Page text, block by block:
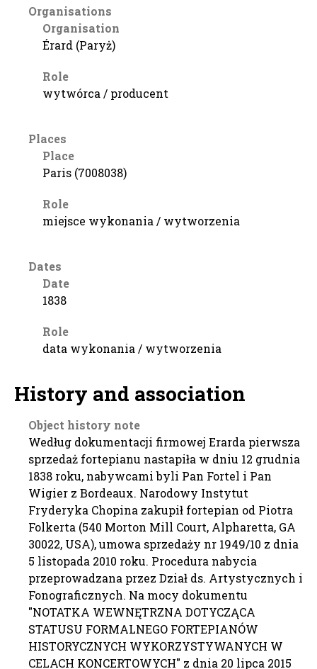
Organisations
Organisation
Érard (Paryż)
Role
wytwórca / producent
Places
Place
Paris (7008038)
Role
miejsce wykonania / wytworzenia
Dates
Date
1838
Role
data wykonania / wytworzenia
History and association
Object history note
Według dokumentacji firmowej Erarda pierwsza
sprzedaż fortepianu nastapiła w dniu 12 grudnia
1838 roku, nabywcami byli Pan Fortel i Pan
Wigier z Bordeaux. Narodowy Instytut
Fryderyka Chopina zakupił fortepian od Piotra
Folkerta (540 Morton Mill Court, Alpharetta, GA
30022, USA), umowa sprzedaży nr 1949/10 z dnia
5 listopada 2010 roku. Procedura nabycia
przeprowadzana przez Dział ds. Artystycznych i
Fonograficznych. Na mocy dokumentu
"NOTATKA WEWNĘTRZNA DOTYCZĄCA
STATUSU FORMALNEGO FORTEPIANÓW
HISTORYCZNYCH WYKORZYSTYWANYCH W
CELACH KONCERTOWYCH" z dnia 20 lipca 2015